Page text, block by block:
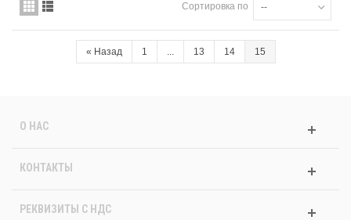
Сортировка по --
« Назад 1 ... 13 14 15
О НАС
КОНТАКТЫ
РЕКВИЗИТЫ C НДС